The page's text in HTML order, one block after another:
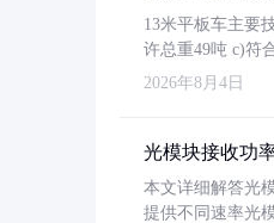
13米平板车主要
许总重49吨 c)符
2026年8月4日
光模块接收功
本文详细解答光
提供不同速率光